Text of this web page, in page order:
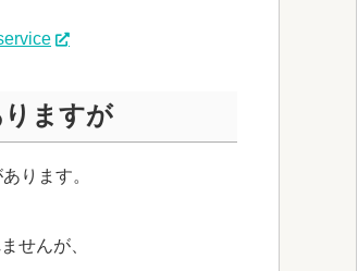
ますが
ります。
せんが、